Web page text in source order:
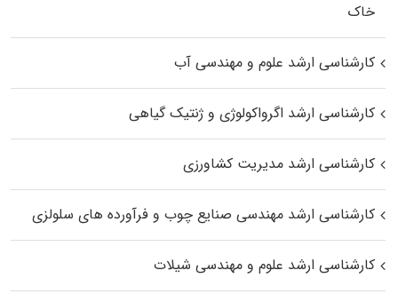
خاک
کارشناسی ارشد علوم و مهندسی آب
کارشناسی ارشد اگرواکولوژی و ژنتیک گیاهی
کارشناسی ارشد مدیریت کشاورزی
کارشناسی ارشد مهندسی صنایع چوب و فرآورده‌ های سلولزی
کارشناسی ارشد علوم و مهندسی شیلات